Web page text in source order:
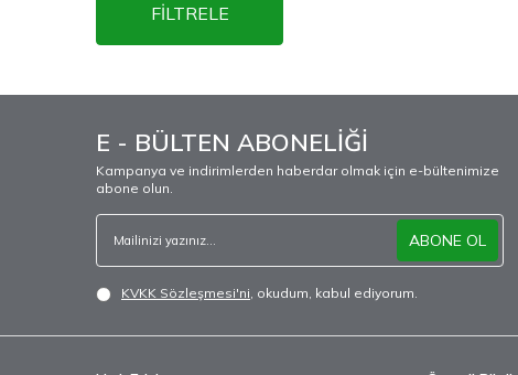
FİLTRELE
E - BÜLTEN ABONELİĞİ
Kampanya ve indirimlerden haberdar olmak için e-bültenimize
abone olun.
ABONE OL
KVKK Sözleşmesi'ni, okudum, kabul ediyorum.